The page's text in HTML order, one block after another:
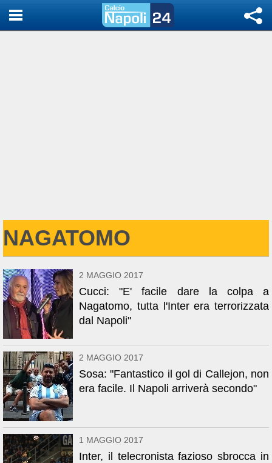
NAGATOMO
2 MAGGIO 2017
Cucci: "E' facile dare la colpa a
Nagatomo, tutta l'Inter era terrorizzata
dal Napoli"
2 MAGGIO 2017
Sosa: "Fantastico il gol di Callejon, non
era facile. Il Napoli arriverà secondo"
1 MAGGIO 2017
Inter, il telecronista fazioso sbrocca in